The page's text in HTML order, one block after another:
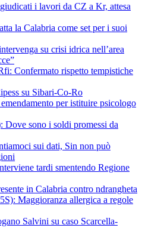
i lavori da CZ a Kr, attesa
la Calabria come set per i suoi
su crisi idrica nell’area
Confermato rispetto tempistiche
su Sibari-Co-Ro
per istituire psicologo
sono i soldi promessi da
sui dati, Sin non può
tardi smentendo Regione
in Calabria contro ndrangheta
Maggioranza allergica a regole
Salvini su caso Scarcella-